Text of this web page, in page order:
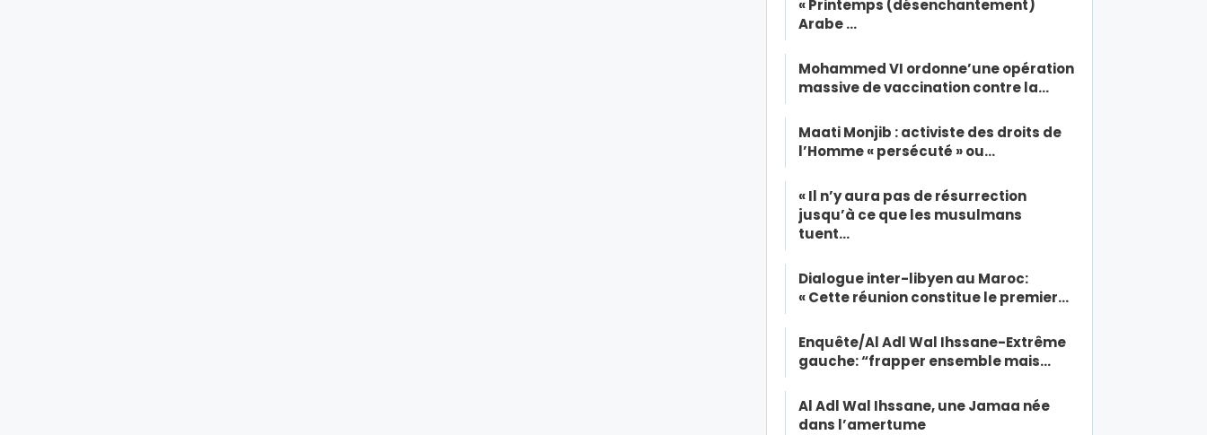
« Printemps (désenchantement)
Arabe …
Mohammed VI ordonne’une opération
massive de vaccination contre la…
Maati Monjib : activiste des droits de
l’Homme « persécuté » ou…
« Il n’y aura pas de résurrection
jusqu’à ce que les musulmans
tuent…
Dialogue inter-libyen au Maroc:
« Cette réunion constitue le premier…
Enquête/Al Adl Wal Ihssane-Extrême
gauche: “frapper ensemble mais…
Al Adl Wal Ihssane, une Jamaa née
dans l’amertume